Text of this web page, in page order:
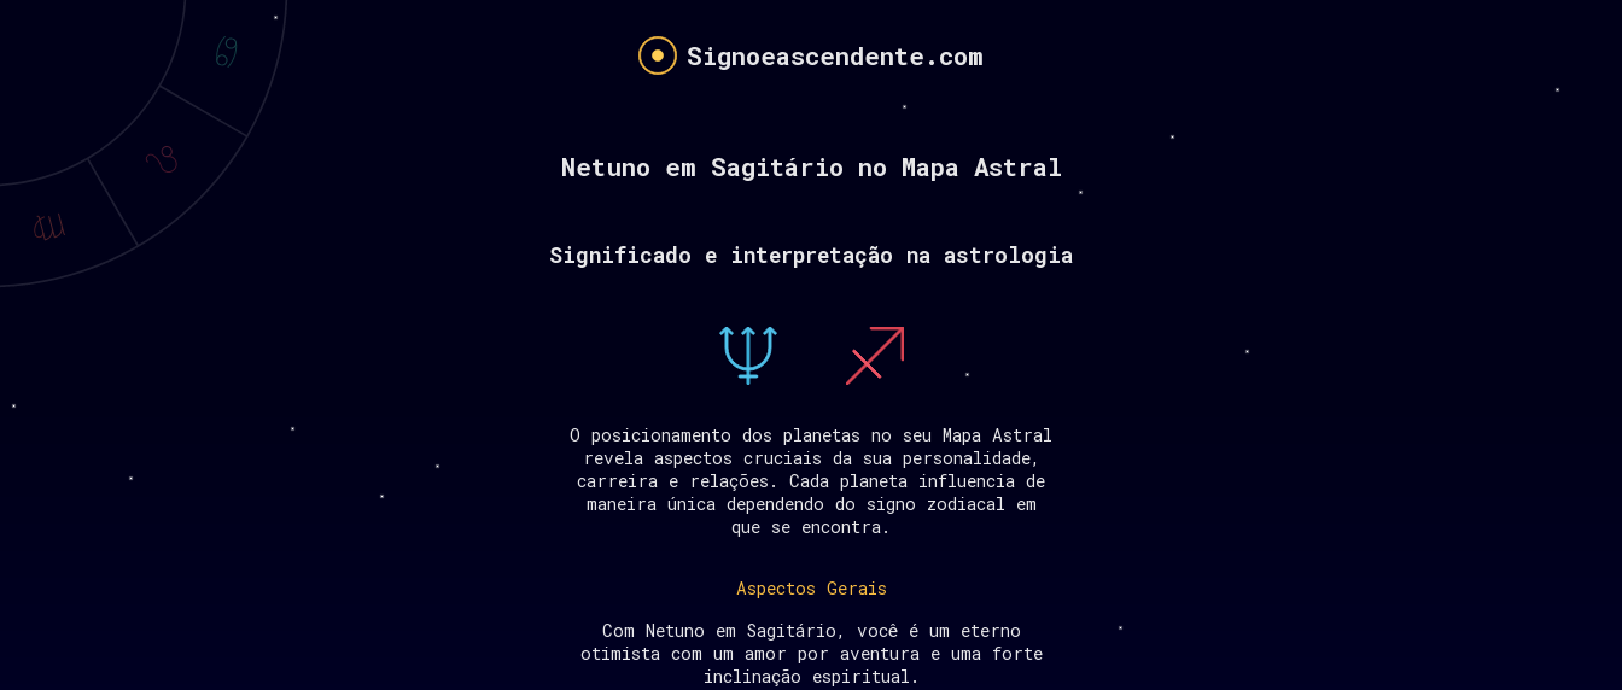
Signoeascendente.com
Netuno em Sagitário no Mapa Astral
Significado e interpretação na astrologia
O posicionamento dos planetas no seu Mapa Astral
revela aspectos cruciais da sua personalidade,
carreira e relações. Cada planeta influencia de
maneira única dependendo do signo zodiacal em
que se encontra.
Aspectos Gerais
Com Netuno em Sagitário, você é um eterno
otimista com um amor por aventura e uma forte
inclinação espiritual.